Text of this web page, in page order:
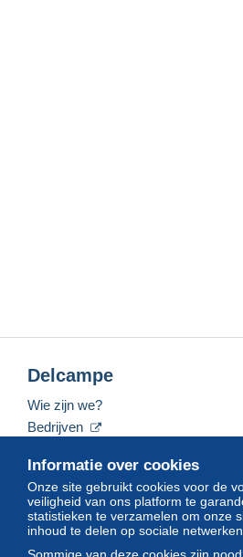
Informatie over cookies
Onze site gebruikt cookies voor de
veiligheid van ons platform te
statistieken te verzamelen om onze
inhoud te delen op sociale netwerken.
Delcampe
Wie zijn we?
Bedrijven
Neem contact met ons op